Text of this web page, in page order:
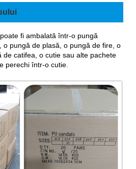
fi ambalată într-o pungă
o pungă de plasă, o pungă de fire, o
de catifea, o cutie sau alte pachete
perechi într-o cutie.